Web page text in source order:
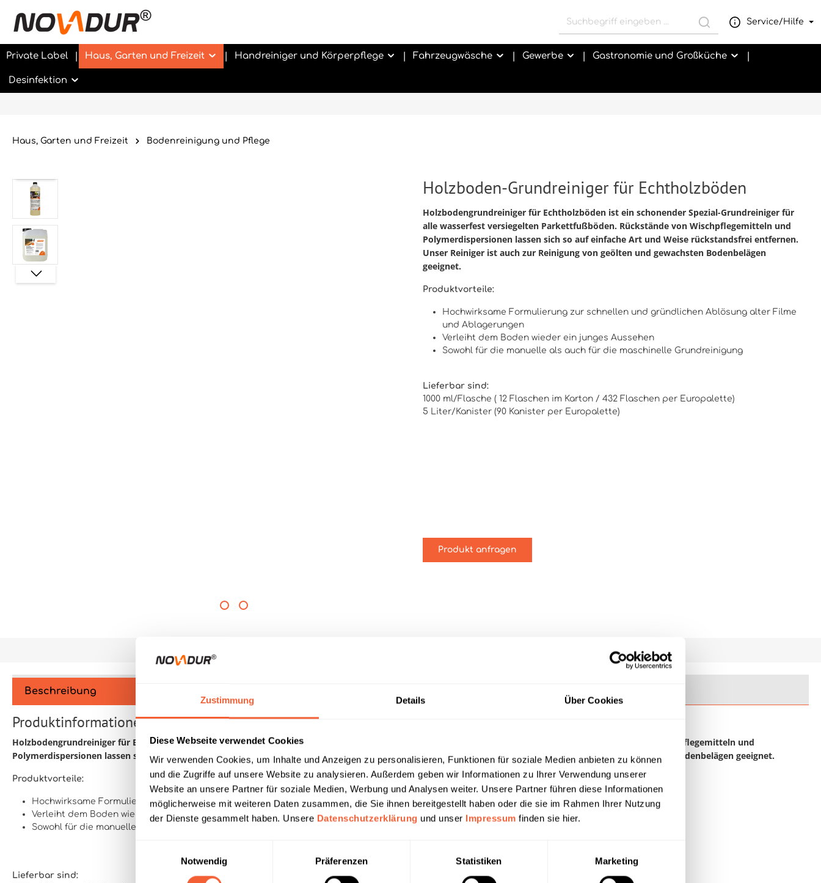
Zustimmung Details Über Cookies
Diese Webseite verwendet Cookies
Wir verwenden Cookies, um Inhalte und Anzeigen zu personalisieren, Funktionen für soziale Medien anbieten zu können
und die Zugriffe auf unsere Website zu analysieren. Außerdem geben wir Informationen zu Ihrer Verwendung unserer
Website an unsere Partner für soziale Medien, Werbung und Analysen weiter. Unsere Partner führen diese Informationen
möglicherweise mit weiteren Daten zusammen, die Sie ihnen bereitgestellt haben oder die sie im Rahmen Ihrer Nutzung
der Dienste gesammelt haben. Unsere Datenschutzerklärung und unser Impressum finden sie hier.
Notwendig
Präferenzen Statistiken Marketing
Service/Hilfe
Private Label Haus, Garten und Freizeit Handreiniger und Körperpflege Fahrzeugwäsche Gewerbe Gastronomie und Großküche
Desinfektion
Haus, Garten und Freizeit Bodenreinigung und Pflege
Holzboden-Grundreiniger für Echtholzböden
Holzbodengrundreiniger für Echtholzböden ist ein schonender Spezial-Grundreiniger für
alle wasserfest versiegelten Parkettfußböden. Rückstände von Wischpflegemitteln und
Polymerdispersionen lassen sich so auf einfache Art und Weise rückstandsfrei entfernen.
Unser Reiniger ist auch zur Reinigung von geölten und gewachsten Bodenbelägen
geeignet.
Produktvorteile:
Hochwirksame Formulierung zur schnellen und gründlichen Ablösung alter Filme
und Ablagerungen
Verleiht dem Boden wieder ein junges Aussehen
Sowohl für die manuelle als auch für die maschinelle Grundreinigung
Lieferbar sind:
1000 ml/Flasche ( 12 Flaschen im Karton / 432 Flaschen per Europalette)
5 Liter/Kanister (90 Kanister per Europalette)
Produkt anfragen
Beschreibung
Produktinformationen "Holzboden-Grundreiniger für Echtholzböden"
Holzbodengrundreiniger für Echtholzböden ist ein schonender Spezial-Grundreiniger für alle wasserfest versiegelten Parkettfußböden. Rückstände von Wischpflegemitteln und
Polymerdispersionen lassen sich so auf einfache Art und Weise rückstandsfrei entfernen. Unser Reiniger ist auch zur Reinigung von geölten und gewachsten Bodenbelägen geeignet.
Produktvorteile:
Hochwirksame Formulierung zur schnellen und gründlichen Ablösung alter Filme und Ablagerungen
Verleiht dem Boden wieder ein junges Aussehen
Sowohl für die manuelle als auch für die maschinelle Grundreinigung
Lieferbar sind: